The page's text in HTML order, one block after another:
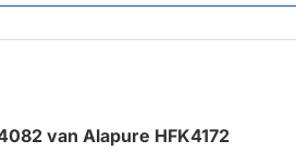
van Alapure HFK4172